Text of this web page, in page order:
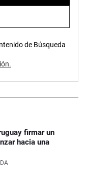
de Búsqueda
firmar un
hacia una